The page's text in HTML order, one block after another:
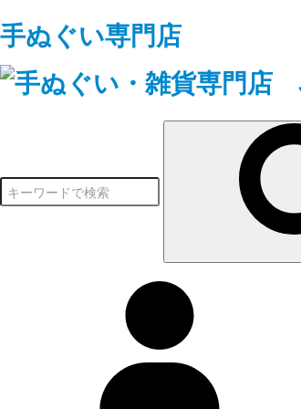
手ぬぐい専門店